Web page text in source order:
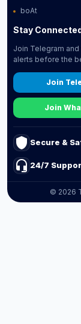
boAt
Stay
Join Telegram
alerts before the
Join
Join
shield Secure &
headset_mic 24/7
© 2026